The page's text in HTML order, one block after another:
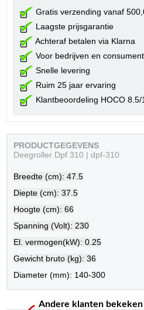
Gratis verzending vanaf
Laagste prijsgarantie
Achteraf betalen via Klarna
Voor bedrijven en
Snelle levering
Ruim 25 jaar ervaring
Klantbeoordeling HOCO 8.5/
PRODUCTGEGEVENS
Deegroller Dpf 310 | dpf-310
Breedte (cm): 47.5
Diepte (cm): 37.5
Hoogte (cm): 66
Spanning (Volt): 230
El. vermogen(kW): 0.25
Gewicht bruto (kg): 36
Diameter (mm): 140-300
Andere klanten